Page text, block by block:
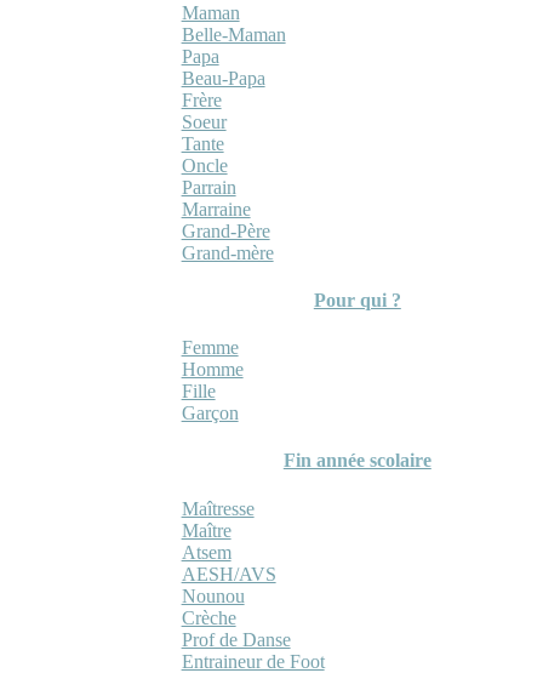
Maman
Belle-Maman
Papa
Beau-Papa
Frère
Soeur
Tante
Oncle
Parrain
Marraine
Grand-Père
Grand-mère
Pour qui ?
Femme
Homme
Fille
Garçon
Fin année scolaire
Maîtresse
Maître
Atsem
AESH/AVS
Nounou
Crèche
Prof de Danse
Entraineur de Foot